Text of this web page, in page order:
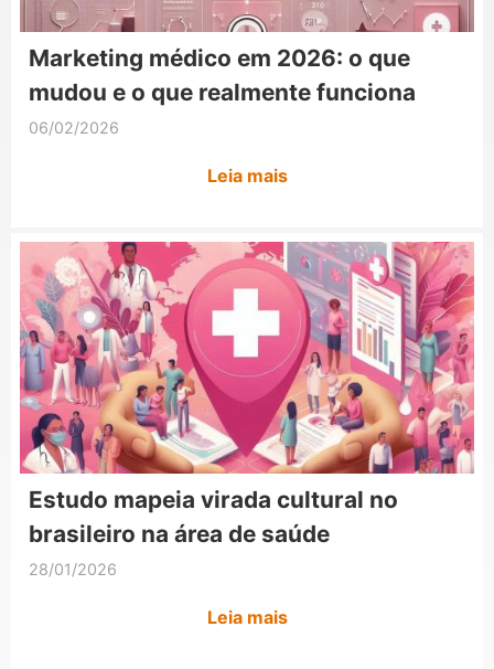
Marketing médico em 2026: o que
mudou e o que realmente funciona
06/02/2026
Leia mais
Estudo mapeia virada cultural no
brasileiro na área de saúde
28/01/2026
Leia mais